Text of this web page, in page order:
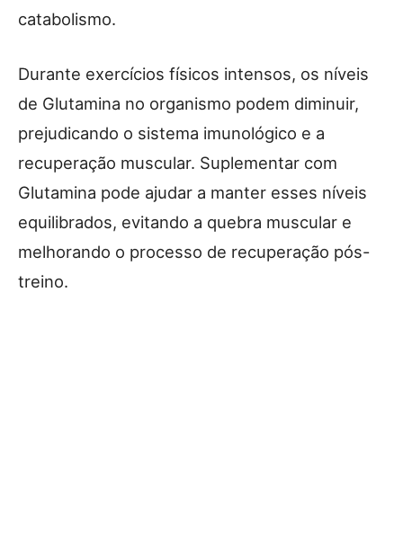
catabolismo.
Durante exercícios físicos intensos, os níveis
de Glutamina no organismo podem diminuir,
prejudicando o sistema imunológico e a
recuperação muscular. Suplementar com
Glutamina pode ajudar a manter esses níveis
equilibrados, evitando a quebra muscular e
melhorando o processo de recuperação pós-
treino.